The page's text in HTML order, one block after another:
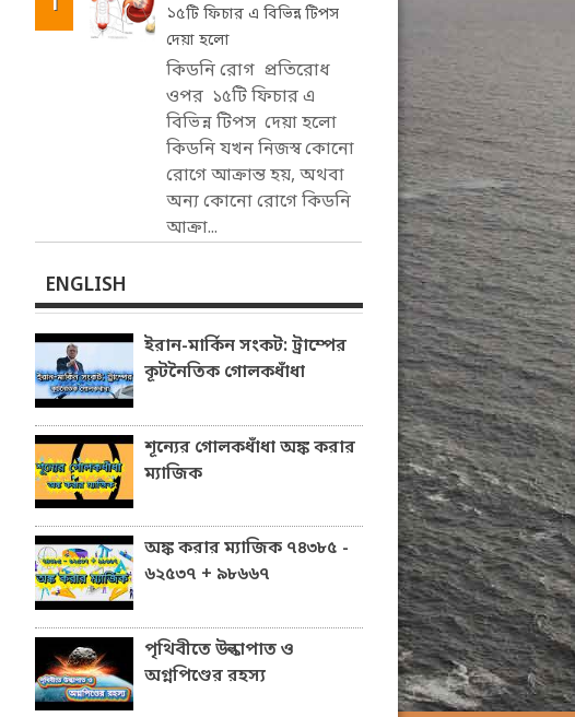
১৫টি ফিচার এ বিভিন্ন টিপস
দেয়া হলো
কিডনি রোগ প্রতিরোধ
ওপর ১৫টি ফিচার এ
বিভিন্ন টিপস দেয়া হলো
কিডনি যখন নিজস্ব কোনো
রোগে আক্রান্ত হয়, অথবা
অন্য কোনো রোগে কিডনি
আক্রা...
ENGLISH
ইরান-মার্কিন সংকট: ট্রাম্পের
কূটনৈতিক গোলকধাঁধা
শূন্যের গোলকধাঁধা অঙ্ক করার
ম্যাজিক
অঙ্ক করার ম্যাজিক ৭৪৩৮৫ -
৬২৫৩৭ + ৯৮৬৬৭
পৃথিবীতে উল্কাপাত ও
অগ্নপিণ্ডের রহস্য